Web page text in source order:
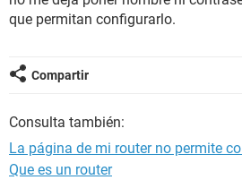
que permitan configurarlo.
Compartir
Consulta también:
La página de mi router no permite
Que es un router